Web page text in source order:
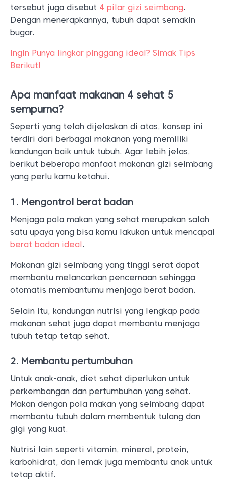
tersebut juga disebut 4 pilar gizi seimbang.
Dengan menerapkannya, tubuh dapat semakin
bugar.
Ingin Punya lingkar pinggang ideal? Simak Tips
Berikut!
Apa manfaat makanan 4 sehat 5
sempurna?
Seperti yang telah dijelaskan di atas, konsep ini
terdiri dari berbagai makanan yang memiliki
kandungan baik untuk tubuh. Agar lebih jelas,
berikut beberapa manfaat makanan gizi seimbang
yang perlu kamu ketahui.
1. Mengontrol berat badan
Menjaga pola makan yang sehat merupakan salah
satu upaya yang bisa kamu lakukan untuk mencapai
berat badan ideal.
Makanan gizi seimbang yang tinggi serat dapat
membantu melancarkan pencernaan sehingga
otomatis membantumu menjaga berat badan.
Selain itu, kandungan nutrisi yang lengkap pada
makanan sehat juga dapat membantu menjaga
tubuh tetap tetap sehat.
2. Membantu pertumbuhan
Untuk anak-anak, diet sehat diperlukan untuk
perkembangan dan pertumbuhan yang sehat.
Makan dengan pola makan yang seimbang dapat
membantu tubuh dalam membentuk tulang dan
gigi yang kuat.
Nutrisi lain seperti vitamin, mineral, protein,
karbohidrat, dan lemak juga membantu anak untuk
tetap aktif.